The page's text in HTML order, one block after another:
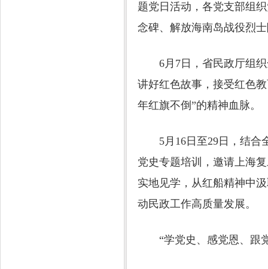
题党日活动，各党支部组
念碑、解放海南岛战役烈
6月7日，省民政厅组织
讲好红色故事，接受红色
年红旗不倒”的精神血脉。
5月16日至29日，结合全
党史专题培训，邀请上海
实地见学，从红船精神中
动民政工作高质量发展。
“学党史、感党恩、跟党